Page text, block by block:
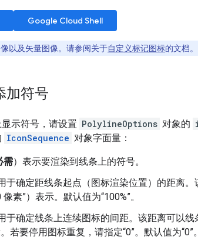
Google Cloud Shell
以及矢量图像。请参阅关于自定义标记图标的文档。
加符号
示符号，请设置 PolylineOptions 对象的
IconSequence 对象字面量：
需）表示要渲染到线条上的符号。
于确定距线条起点（图标渲染位置）的距离
像素”）表示。默认值为“100%”。
于确定线条上连续图标的间距。该距离可以线
若要停用图标重复，请指定“0”。默认值为“0”。